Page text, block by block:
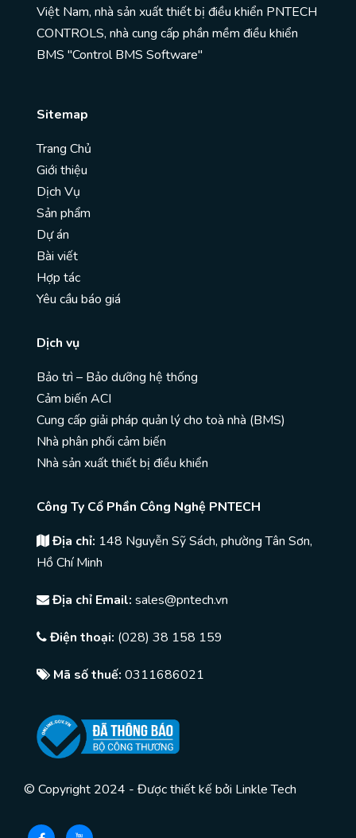
Việt Nam, nhà sản xuất thiết bị điều khiển PNTECH
CONTROLS, nhà cung cấp phần mềm điều khiển
BMS "Control BMS Software"
Sitemap
Trang Chủ
Giới thiệu
Dịch Vụ
Sản phẩm
Dự án
Bài viết
Hợp tác
Yêu cầu báo giá
Dịch vụ
Bảo trì – Bảo dưỡng hệ thống
Cảm biến ACI
Cung cấp giải pháp quản lý cho toà nhà (BMS)
Nhà phân phối cảm biến
Nhà sản xuất thiết bị điều khiển
Công Ty Cổ Phần Công Nghệ PNTECH
Địa chỉ: 148 Nguyễn Sỹ Sách, phường Tân Sơn,
Hồ Chí Minh
Địa chỉ Email: sales@pntech.vn
Điện thoại: (028) 38 158 159
Mã số thuế: 0311686021
© Copyright 2024 - Được thiết kế bởi Linkle Tech